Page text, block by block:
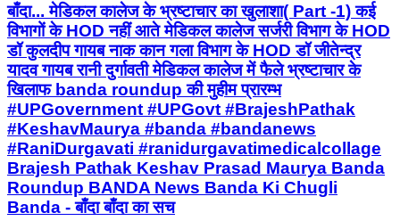
बाँदा... मेडिकल कालेज के भ्रष्टाचार का खुलाशा( Part -1) कई
विभागों के HOD नहीं आते मेडिकल कालेज सर्जरी विभाग के HOD
डॉ कुलदीप गायब नाक कान गला विभाग के HOD डॉ जीतेन्द्र
यादव गायब रानी दुर्गावती मेडिकल कालेज में फैले भ्रष्टाचार के
खिलाफ banda roundup की मुहीम प्रारम्भ
#UPGovernment #UPGovt #BrajeshPathak
#KeshavMaurya #banda #bandanews
#RaniDurgavati #ranidurgavatimedicalcollage
Brajesh Pathak Keshav Prasad Maurya Banda
Roundup BANDA News Banda Ki Chugli
Banda - बाँदा बाँदा का सच